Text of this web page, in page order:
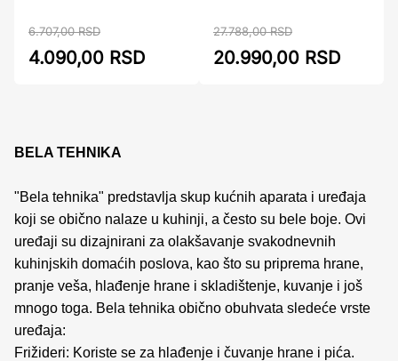
6.707,00 RSD
4.090,00 RSD
27.788,00 RSD
20.990,00 RSD
BELA TEHNIKA
"Bela tehnika" predstavlja skup kućnih aparata i uređaja
koji se obično nalaze u kuhinji, a često su bele boje. Ovi
uređaji su dizajnirani za olakšavanje svakodnevnih
kuhinjskih domaćih poslova, kao što su priprema hrane,
pranje veša, hlađenje hrane i skladištenje, kuvanje i još
mnogo toga. Bela tehnika obično obuhvata sledeće vrste
uređaja:
Frižideri: Koriste se za hlađenje i čuvanje hrane i pića.